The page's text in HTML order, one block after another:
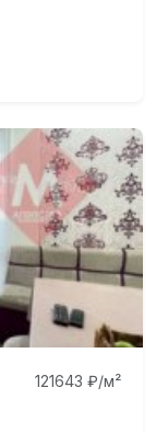
121643 ₽/м²